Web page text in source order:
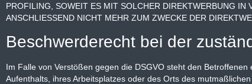
PROFILING, SOWEIT ES MIT SOLCHER DIREKTWERBUNG IN
ANSCHLIESSEND NICHT MEHR ZUM ZWECKE DER
Beschwerde­recht bei der
Im Falle von Verstößen gegen die DSGVO steht den
Aufenthalts, ihres Arbeitsplatzes oder des Orts des